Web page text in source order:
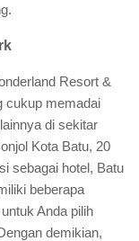
Resort &
cukup memadai
di sekitar
Kota Batu, 20
sebagai hotel, Batu
beberapa
Anda pilih
demikian,